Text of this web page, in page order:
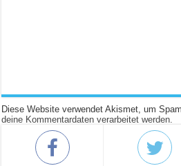
Diese Website verwendet Akismet, um
deine Kommentardaten verarbeitet werden.